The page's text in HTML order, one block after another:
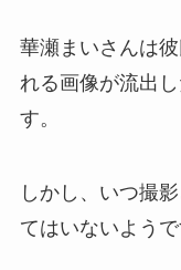
華瀬まいさんは
れる画像が流出
す。
しかし、いつ撮
てはいないようで